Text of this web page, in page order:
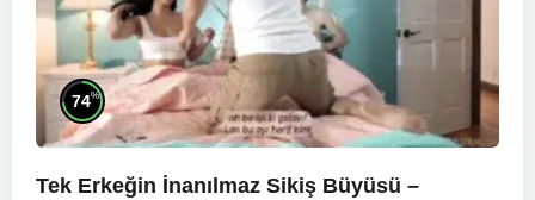
74%
Tek Erkeğin İnanılmaz Sikiş Büyüsü –